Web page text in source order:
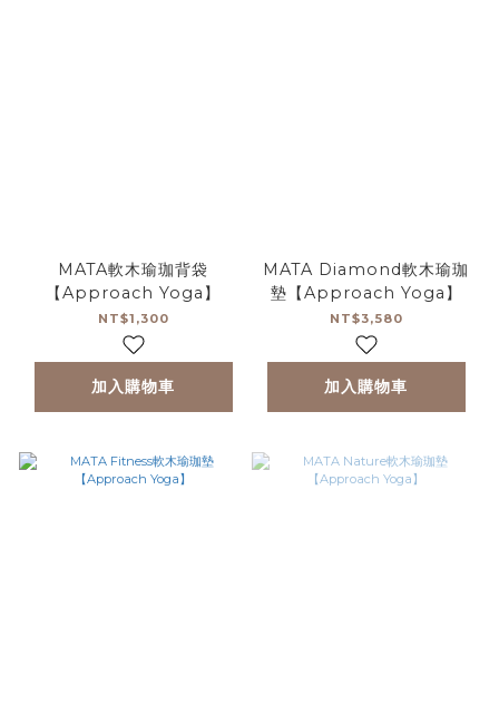
MATA軟木瑜珈背袋
【Approach Yoga】
NT$1,300
加入購物車
MATA Diamond軟木瑜珈
墊【Approach Yoga】
NT$3,580
加入購物車